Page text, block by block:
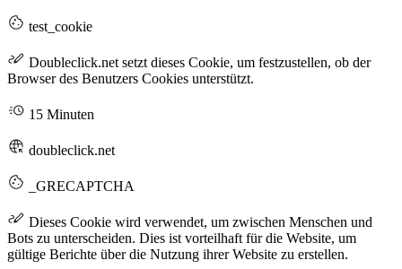
test_cookie
Doubleclick.net setzt dieses Cookie, um festzustellen, ob der
Browser des Benutzers Cookies unterstützt.
15 Minuten
doubleclick.net
_GRECAPTCHA
Dieses Cookie wird verwendet, um zwischen Menschen und
Bots zu unterscheiden. Dies ist vorteilhaft für die Website, um
gültige Berichte über die Nutzung ihrer Website zu erstellen.